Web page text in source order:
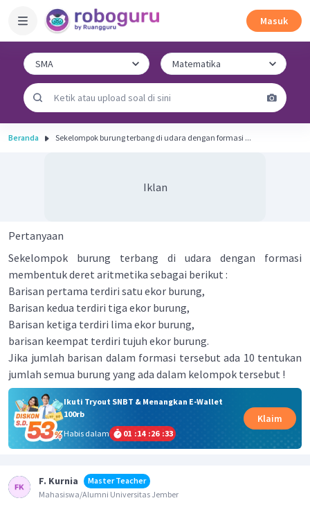
Masuk
Beranda Sekelompok burung terbang di udara dengan formasi ...
Iklan
Pertanyaan
Sekelompok burung terbang di udara dengan formasi
membentuk deret aritmetika sebagai berikut :
Barisan pertama terdiri satu ekor burung,
Barisan kedua terdiri tiga ekor burung,
Barisan ketiga terdiri lima ekor burung,
barisan keempat terdiri tujuh ekor burung.
Jika jumlah barisan dalam formasi tersebut ada 10 tentukan
jumlah semua burung yang ada dalam kelompok tersebut !
Ikuti Tryout SNBT & Menangkan E-Wallet
100rb
Habis dalam
01 :14 :26 :33
Klaim
F. Kurnia
Master Teacher
Mahasiswa/Alumni Universitas Jember